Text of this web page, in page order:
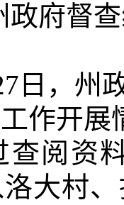
政府督
日 ，州
作开展
查阅资
洛大村